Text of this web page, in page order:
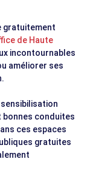
gratuitement
de Haute
incontournables
améliorer ses
conduites
ces espaces
gratuites